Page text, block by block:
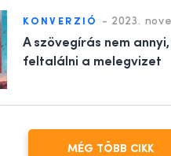
KONVERZIÓ - 2023.
A szövegírás nem
feltalálni a melegvizet
MÉG TÖBB CIKK